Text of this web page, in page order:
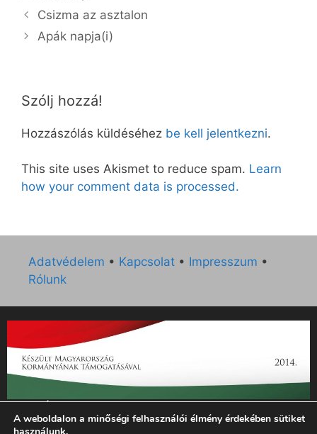
Csizma az asztalon
Apák napja(i)
Szólj hozzá!
Hozzászólás küldéséhez be kell jelentkezni.
This site uses Akismet to reduce spam. Learn
how your comment data is processed.
Adatvédelem • Kapcsolat • Impresszum •
Rólunk
„Az Új Ember katolikus hetilap 2014. évi működésének
támogatását az EGYH-KCP-14-P-0121 sz. támogatási
A weboldalon a minőségi felhasználói élmény érdekében sütiket